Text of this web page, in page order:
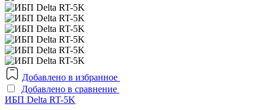
Добавлено в избранное
Добавлено в сравнение
ИБП Delta RT-5K